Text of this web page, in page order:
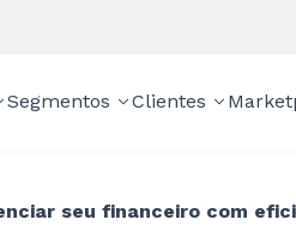
Segmentos Clientes
seu financeiro com